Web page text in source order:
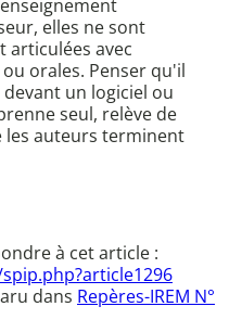
elles ne sont
articulées avec
orales. Penser qu'il
un logiciel ou
seul, relève de
les auteurs terminent
à cet article :
dans Repères-IREM N°